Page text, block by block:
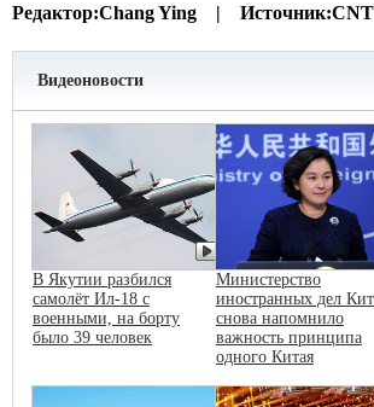
Редактор:Chang Ying | Источник:
Видеоновости
В Якутии разбился
самолёт Ил-18 с
военными, на борту
было 39 человек
Министерство
иностранных дел
снова напомнило
важность принципа
одного Китая